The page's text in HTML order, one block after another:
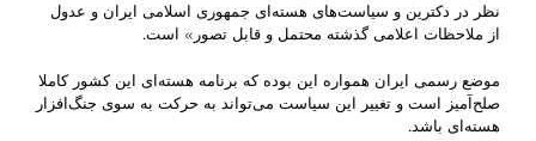
نظر در دکترین و سیاست‌های هسته‌ای جمهوری اسلامی ایران و عدول
از ملاحظات اعلامی گذشته محتمل و قابل تصور» است.
موضع رسمی ایران همواره این بوده که برنامه هسته‌ای این کشور کاملا
صلح‌آمیز است و تغییر این سیاست می‌تواند به حرکت به سوی جنگ‌افزار
هسته‌ای باشد.